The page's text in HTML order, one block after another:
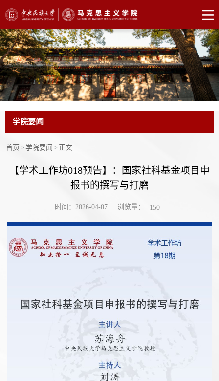
学院要闻
首页 > 学院要闻 > 正文
【学术工作坊018预告】：国家社科基金项目申
报书的撰写与打磨
时间：2026-04-07 浏览量： 150